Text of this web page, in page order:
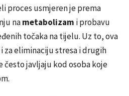
proces usmjeren je prema
nametabolizam i probavu
točaka na tijelu. Uz to, ova
za eliminaciju stresa i drugih
često javljaju kod osoba koje